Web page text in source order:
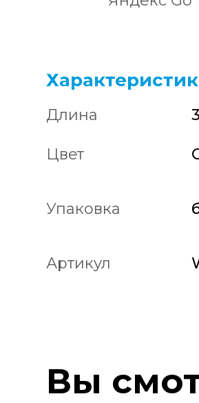
Длина
Цвет
Упаковка
Артикул
Вы